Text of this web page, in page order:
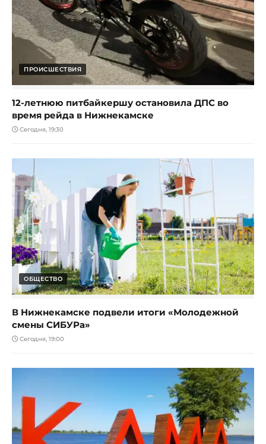
ПРОИСШЕСТВИЯ
12-летнюю питбайкершу остановила ДПС во
время рейда в Нижнекамске
Сегодня, 19:30
ОБЩЕСТВО
В Нижнекамске подвели итоги «Молодежной
смены СИБУРа»
Сегодня, 19:00